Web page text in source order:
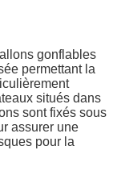
gonflables
permettant la
situés dans
sont fixés sous
assurer une
pour la